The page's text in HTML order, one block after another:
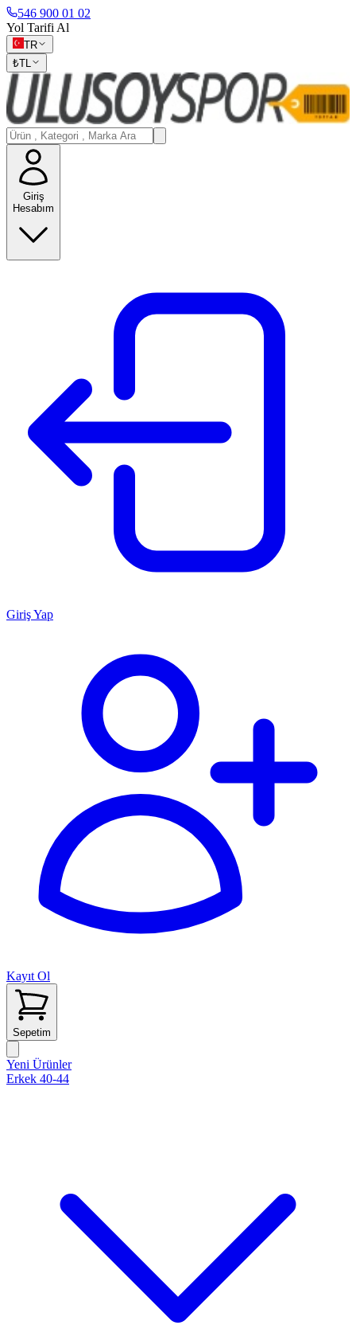
546 900 01 02
Yol Tarifi Al
TR
₺TL
Giriş
Hesabım
Giriş Yap
Kayıt Ol
Sepetim
Yeni Ürünler
Erkek 40-44